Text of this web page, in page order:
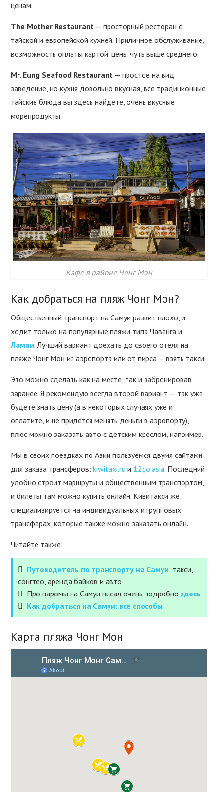
ценам.
The Mother Restaurant — просторный ресторан с
тайской и европейской кухней. Приличное обслуживание,
возможность оплаты картой, цены чуть выше среднего.
Mr. Eung Seafood Restaurant — простое на вид
заведение, но кухня довольно вкусная, все традиционные
тайские блюда вы здесь найдете, очень вкусные
морепродукты.
Кафе в районе Чонг Мон
Как добраться на пляж Чонг Мон?
Общественный транспорт на Самуи развит плохо, и
ходит только на популярные пляжи типа Чавенга и
Ламаи. Лучший вариант доехать до своего отеля на
пляже Чонг Мон из аэропорта или от пирса — взять такси.
Это можно сделать как на месте, так и забронировав
заранее. Я рекомендую всегда второй вариант — так уже
будете знать цену (а в некоторых случаях уже и
оплатите, и не придется менять деньги в аэропорту),
плюс можно заказать авто с детским креслом, например.
Мы в своих поездках по Азии пользуемся двумя сайтами
для заказа трансферов:kiwitaxi.ru и 12go.asia. Последний
удобно строит маршруты и общественным транспортом,
и билеты там можно купить онлайн. Кивитакси же
специализируется на индивидуальных и групповых
трансферах, которые также можно заказать онлайн.
Читайте также:
Путеводитель по транспорту на Самуи: такси,
сонгтео, аренда байков и авто
Про паромы на Самуи писал очень подробно здесь
Как добраться на Самуи: все способы
Карта пляжа Чонг Мон